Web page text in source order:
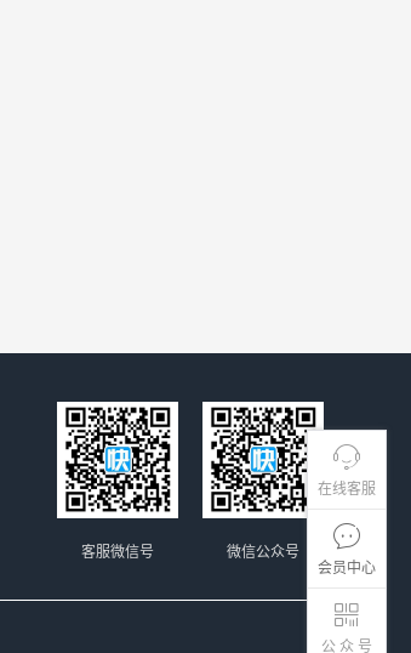
在线客服
会员中心
公 众 号
微信公众号
客服微信号